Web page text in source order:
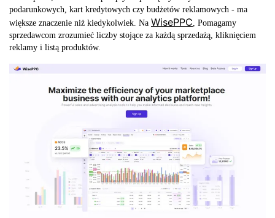
podarunkowych, kart kredytowych czy budżetów reklamowych - ma
większe znaczenie niż kiedykolwiek. Na WisePPC , Pomagamy
sprzedawcom zrozumieć liczby stojące za każdą sprzedażą, kliknięciem
reklamy i listą produktów.